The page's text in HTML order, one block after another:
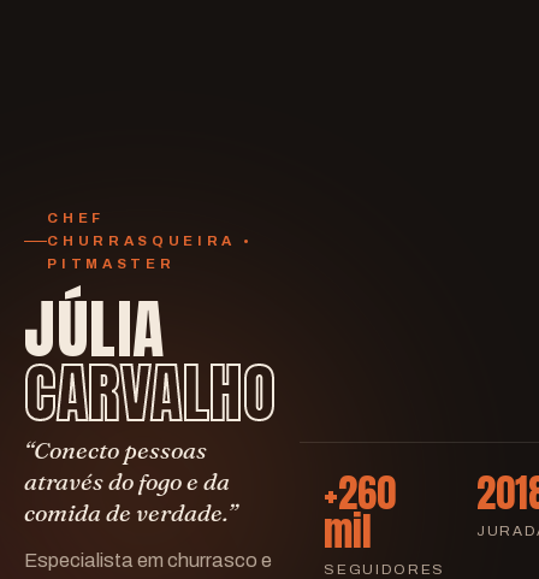
CHEF
CHURRASQUEIRA •
PITMASTER
JÚLIA
CARVALHO
“Conecto pessoas
através do fogo e da
comida de verdade.”
Especialista em churrasco e
+260
mil
SEGUIDORES